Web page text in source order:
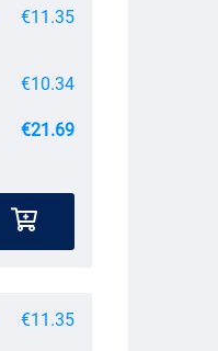
€11.35
€10.34
€21.69
€11.35